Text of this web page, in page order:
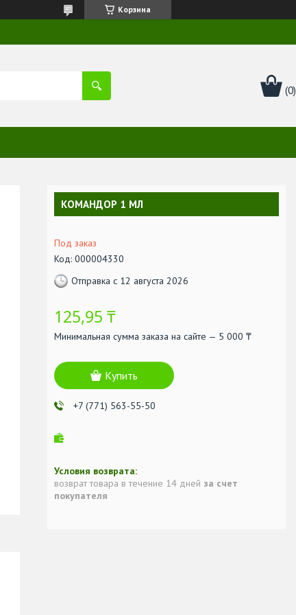
Корзина
КОМАНДОР 1 МЛ
Под заказ
Код: 000004330
Отправка с 12 августа 2026
125,95 ₸
Минимальная сумма заказа на сайте — 5 000 ₸
Купить
+7 (771) 563-55-50
возврат товара в течение 14 дней за счет
покупателя